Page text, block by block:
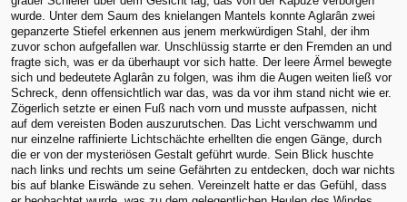
wurde. Unter dem Saum des knielangen Mantels konnte Aglarân zwei
gepanzerte Stiefel erkennen aus jenem merkwürdigen Stahl, der ihm
zuvor schon aufgefallen war. Unschlüssig starrte er den Fremden an und
fragte sich, was er da überhaupt vor sich hatte. Der leere Ärmel bewegte
sich und bedeutete Aglarân zu folgen, was ihm die Augen weiten ließ vor
Schreck, denn offensichtlich war das, was da vor ihm stand nicht wie er.
Zögerlich setzte er einen Fuß nach vorn und musste aufpassen, nicht
auf dem vereisten Boden auszurutschen. Das Licht verschwamm und
nur einzelne raffinierte Lichtschächte erhellten die engen Gänge, durch
die er von der mysteriösen Gestalt geführt wurde. Sein Blick huschte
nach links und rechts um seine Gefährten zu entdecken, doch war nichts
bis auf blanke Eiswände zu sehen. Vereinzelt hatte er das Gefühl, dass